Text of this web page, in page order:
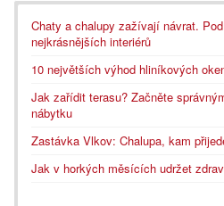
Chaty a chalupy zažívají návrat.
nejkrásnějších interiérů
10 největších výhod hliníkových
Jak zařídit terasu? Začněte
nábytku
Zastávka Vlkov: Chalupa, kam
Jak v horkých měsících udržet